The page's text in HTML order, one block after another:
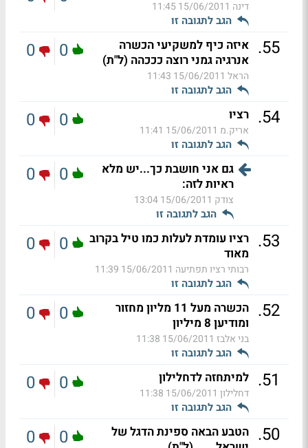
דינה 15/06/2011 11:45
הגב לתגובה זו
55
. איזה כיף למשקיעי הכשרה
אנרגיה גמני רוצה כככהה (ל"ת)
הראל 15/06/2011 11:43
הגב לתגובה זו
0
0
54
. רציו
אריק.מ 15/06/2011 11:41
הגב לתגובה זו
0
0
גם אני חושבת כך...יש מלא
ראיות לזה:
צודק 15/06/2011 13:04
הגב לתגובה זו
0
0
53
.
רציו עומדת לעלות כמו טיל בקרוב
מאוד
רבותי רציו תפתיעה 15/06/2011 11:39
הגב לתגובה זו
0
0
52
.
הכשרה מעל 11 מליון מחזור
ומודיען 8 מיליון
בני אלבז 15/06/2011 11:38
הגב לתגובה זו
0
0
51
. למיתחזה לדחלילון
דחלילון 15/06/2011 11:38
הגב לתגובה זו
0
0
50
. הטבע הבאה ספינת הדגל של
0
0